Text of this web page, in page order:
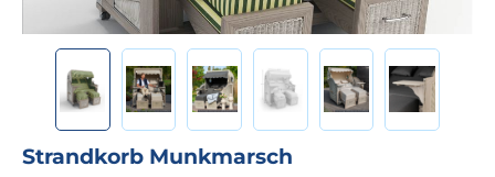
Strandkorb Munkmarsch